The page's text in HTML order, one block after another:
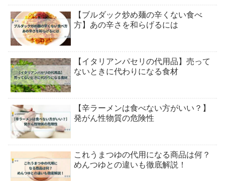
【ブルダック炒め麺の辛くない食べ
方】あの辛さを和らげるには
【イタリアンパセリの代用品】売って
ないときに代わりになる食材
【辛ラーメンは食べない方がいい？】
発がん性物質の危険性
これうまつゆの代用になる商品は何？
めんつゆとの違いも徹底解説！